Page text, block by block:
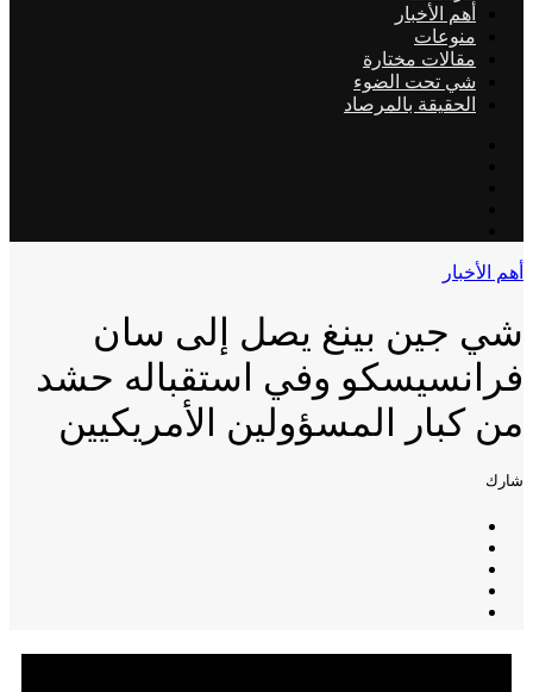
أهم الأخبار
منوعات
مقالات مختارة
شي تحت الضوء
الحقيقة بالمرصاد
أهم الأخبار
شي جين بينغ يصل إلى سان
فرانسيسكو وفي استقباله حشد
من كبار المسؤولين الأمريكيين
شارك